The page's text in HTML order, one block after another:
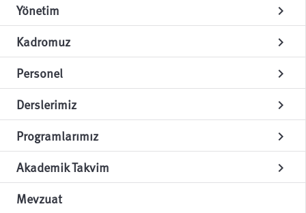
Yönetim chevron_right
Kadromuz chevron_right
Personel chevron_right
Derslerimiz chevron_right
Programlarımız chevron_right
Akademik Takvim chevron_right
Mevzuat